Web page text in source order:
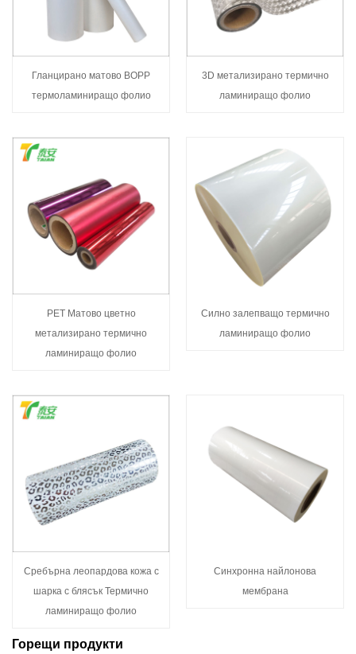
Гланцирано матово BOPP
термоламиниращо фолио
3D метализирано термично
ламиниращо фолио
PET Матово цветно
метализирано термично
ламиниращо фолио
Силно залепващо термично
ламиниращо фолио
Сребърна леопардова кожа с
шарка с блясък Термично
ламиниращо фолио
Синхронна найлонова
мембрана
Горещи продукти